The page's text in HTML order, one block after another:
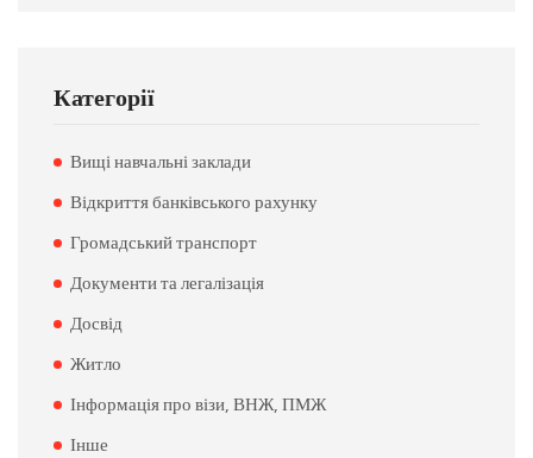
Категорії
Вищі навчальні заклади
Відкриття банківського рахунку
Громадський транспорт
Документи та легалізація
Досвід
Житло
Інформація про візи, ВНЖ, ПМЖ
Інше